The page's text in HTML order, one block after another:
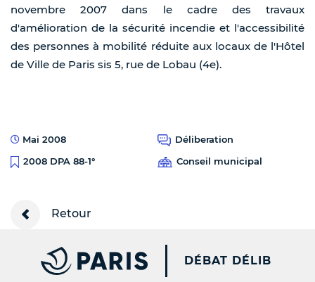
novembre 2007 dans le cadre des travaux
d'amélioration de la sécurité incendie et l'accessibilité
des personnes à mobilité réduite aux locaux de l'Hôtel
de Ville de Paris sis 5, rue de Lobau (4e).
Mai 2008
Déliberation
2008 DPA 88-1°
Conseil municipal
Retour
PARIS.FR [NEW
DÉBAT DÉLIB